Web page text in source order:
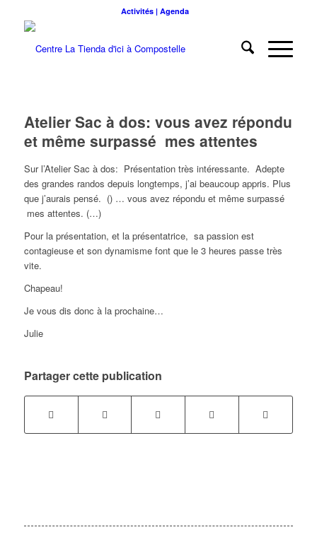
Activités | Agenda
Atelier Sac à dos: vous avez répondu
et même surpassé mes attentes
Sur l’Atelier Sac à dos: Présentation très intéressante. Adepte
des grandes randos depuis longtemps, j’ai beaucoup appris. Plus
que j’aurais pensé. () … vous avez répondu et même surpassé
mes attentes. (…)
Pour la présentation, et la présentatrice, sa passion est
contagieuse et son dynamisme font que le 3 heures passe très
vite.
Chapeau!
Je vous dis donc à la prochaine…
Julie
Partager cette publication